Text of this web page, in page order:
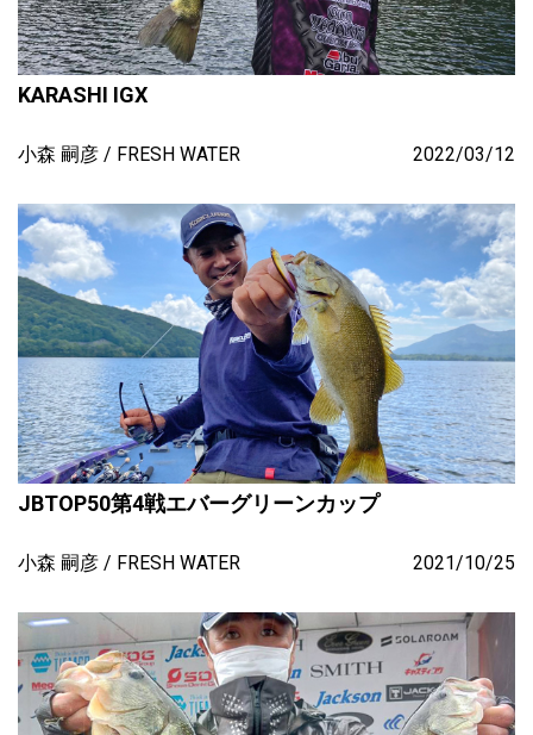
KARASHI IGX
小森 嗣彦 FRESH WATER 2022/03/12
JBTOP50第4戦エバーグリーンカップ
小森 嗣彦 FRESH WATER 2021/10/25